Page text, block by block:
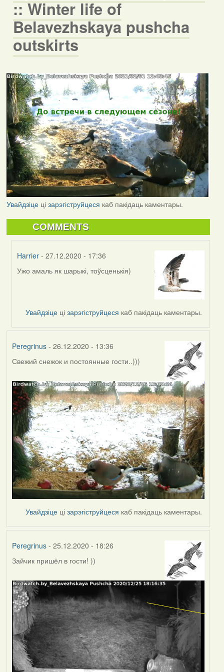
:: Winter life of
Belavezhskaya pushcha
outskirts
Увайдзіцеці зарэгіструйцеся каб пакідаць каментары.
COMMENTS
Harrier - 27.12.2020 - 17:36
In
RobinZone
Ужо амаль як шарыкі, тоўсценькія)
Увайдзіце цізарэгіструйцеся каб пакідаць каментары.
Peregrinus- 26.12.2020 - 13:36
Свежий снежок и постоянные гости..)))
Увайдзіце цізарэгіструйцеся каб пакідаць каментары.
Peregrinus- 25.12.2020 - 18:26
Зайчик пришёл в гости! ))